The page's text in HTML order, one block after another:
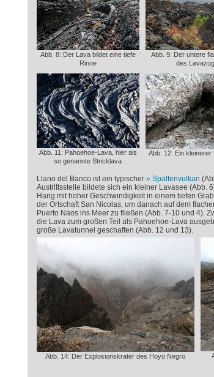
Abb. 8: Der Lava bildet eine tiefe
Rinne
Abb. 9: Der untere
des
Abb. 11: Pahoehoe-Lava, hier als
so genannte Stricklava
Abb. 12: Ein kleinerer
Llano del Banco ist ein typischer Spaltenvulkan
Austrittsstelle bildete sich ein kleiner Lavasee (Abb.
Hang mit hoher Geschwindigkeit in einem tiefen
der Ortschaft San Nicolas, um danach auf dem
Puerto Naos ins Meer zu fließen (Abb. 7-10 und 4).
die Lava zum großen Teil als Pahoehoe-Lava
große Lavatunnel geschaffen (Abb. 12 und 13).
Abb. 14: Der Explosionskrater des Hoyo Negro